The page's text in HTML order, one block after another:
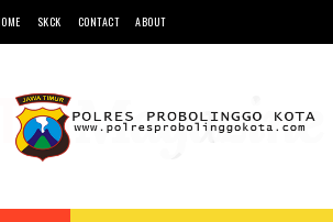
SKCK CONTACT ABOUT